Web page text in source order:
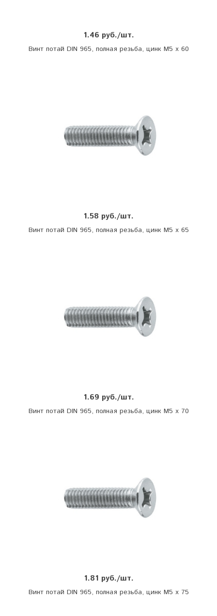
1.46 руб./шт.
Винт потай DIN 965, полная резьба, цинк М5 х 60
1.58 руб./шт.
Винт потай DIN 965, полная резьба, цинк М5 х 65
1.69 руб./шт.
Винт потай DIN 965, полная резьба, цинк М5 х 70
1.81 руб./шт.
Винт потай DIN 965, полная резьба, цинк М5 х 75